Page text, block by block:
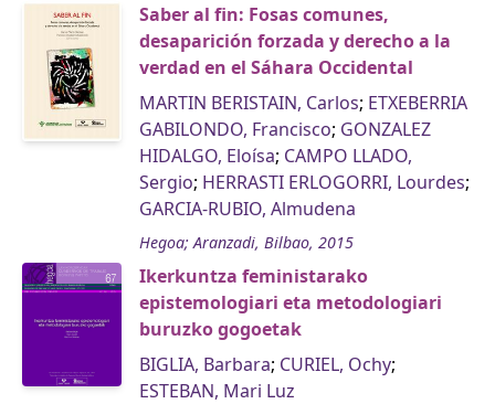
Saber al fin: Fosas comunes,
desaparición forzada y derecho a la
verdad en el Sáhara Occidental
MARTIN BERISTAIN, Carlos; ETXEBERRIA
GABILONDO, Francisco; GONZALEZ
HIDALGO, Eloísa; CAMPO LLADO,
Sergio; HERRASTI ERLOGORRI, Lourdes;
GARCIA-RUBIO, Almudena
Hegoa; Aranzadi, Bilbao, 2015
Ikerkuntza feministarako
epistemologiari eta metodologiari
buruzko gogoetak
BIGLIA, Barbara; CURIEL, Ochy;
ESTEBAN, Mari Luz